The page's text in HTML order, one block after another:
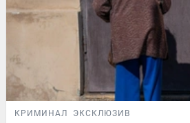
КРИМИНАЛ ЭКСКЛЮЗИВ